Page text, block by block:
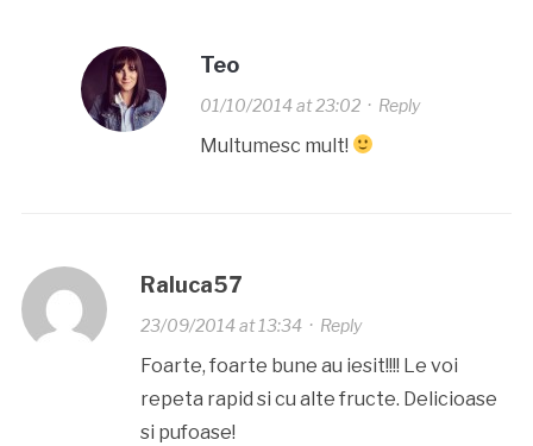
Teo
01/10/2014 at 23:02· Reply
Multumesc mult!
Raluca57
23/09/2014 at 13:34· Reply
Foarte, foarte bune au iesit!!!! Le voi
repeta rapid si cu alte fructe. Delicioase
si pufoase!